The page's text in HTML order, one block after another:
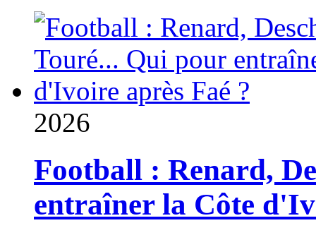
2026
Football : Renard,
entraîner la Côte